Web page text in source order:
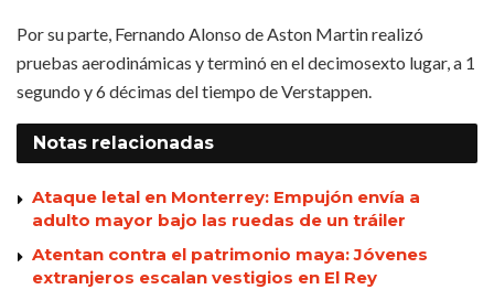
Por su parte, Fernando Alonso de Aston Martin realizó
pruebas aerodinámicas y terminó en el decimosexto lugar, a 1
segundo y 6 décimas del tiempo de Verstappen.
Notas relacionadas
Ataque letal en Monterrey: Empujón envía a
adulto mayor bajo las ruedas de un tráiler
Atentan contra el patrimonio maya: Jóvenes
extranjeros escalan vestigios en El Rey